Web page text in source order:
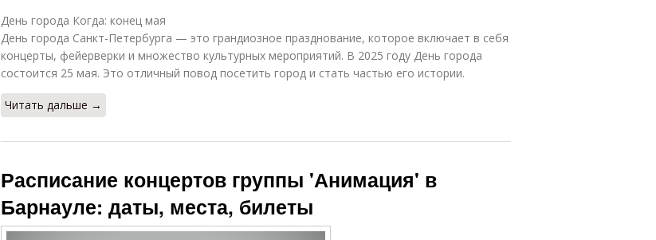
День города Когда: конец мая
День города Санкт-Петербурга — это грандиозное празднование, которое включает в себя
концерты, фейерверки и множество культурных мероприятий. В 2025 году День города
состоится 25 мая. Это отличный повод посетить город и стать частью его истории.
Читать дальше →
Расписание концертов группы 'Анимация' в
Барнауле: даты, места, билеты